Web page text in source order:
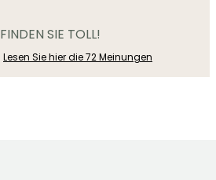
SIE TOLL!
Lesen Sie hier die 72 Meinungen